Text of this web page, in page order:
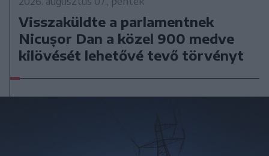
Visszaküldte a parlamentnek
Nicușor Dan a közel 900 medve
kilövését lehetővé tevő törvényt